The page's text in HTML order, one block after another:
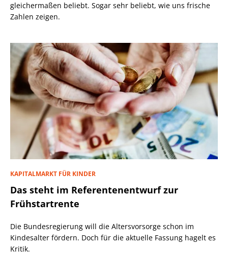
gleichermaßen beliebt. Sogar sehr beliebt, wie uns frische
Zahlen zeigen.
KAPITALMARKT FÜR KINDER
Das steht im Referentenentwurf zur
Frühstartrente
Die Bundesregierung will die Altersvorsorge schon im
Kindesalter fördern. Doch für die aktuelle Fassung hagelt es
Kritik.